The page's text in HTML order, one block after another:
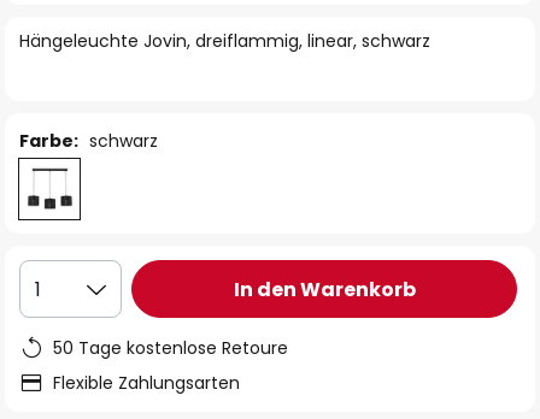
Hängeleuchte Jovin, dreiflammig, linear, schwarz
Farbe: schwarz
1 In den Warenkorb
50 Tage kostenlose Retoure
Flexible Zahlungsarten